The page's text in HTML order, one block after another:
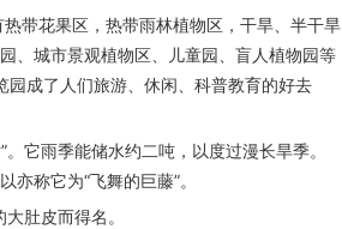
带花果区，热带雨林植物区，干旱、半干旱
、城市景观植物区、儿童园、盲人植物园等
成了人们旅游、休闲、科普教育的好去
它雨季能储水约二吨，以度过漫长旱季。
称它为“飞舞的巨藤”。
肚皮而得名。